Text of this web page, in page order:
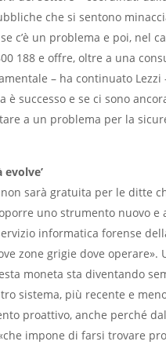
che si sentono
c’è un problema e poi, nel
188 e offre, oltre a una
– ha continuato
successo e se ci sono
a un problema per la
sarà gratuita per le ditte
uno strumento nuovo
informatica forense
zone grigie dove operare».
moneta sta diventando
sistema, più recente e
proattivo, anche perché
impone di farsi trovare